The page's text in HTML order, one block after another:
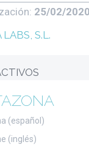
25/02/2020
S.L.
(español)
(inglés)